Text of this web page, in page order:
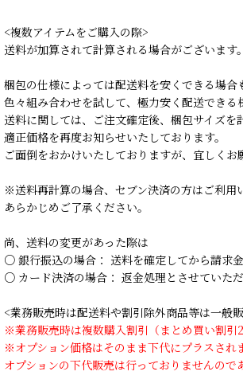
<複数アイテムをご購入の際>
送料が加算されて計算される場合がございます。
梱包の仕様によっては配送料を安くできる場合
色々組み合わせを試して、極力安く配送できる
送料に関しては、ご注文確定後、梱包サイズを
適正価格を再度お知らせいたしております。
ご面倒をおかけいたしておりますが、宜しくお
※送料再計算の場合、セブン決済の方はご利用
あらかじめご了承ください。
尚、送料の変更があった際は
○ 銀行振込の場合： 送料を確定してから請求金
○ カード決済の場合： 返金処理とさせていただ
<業務販売時は配送料や割引除外商品等は一般
※業務販売時は複数購入割引（まとめ買い割引
※オプション価格はそのまま下代にプラスされ
オプションの下代販売は行っておりませんので